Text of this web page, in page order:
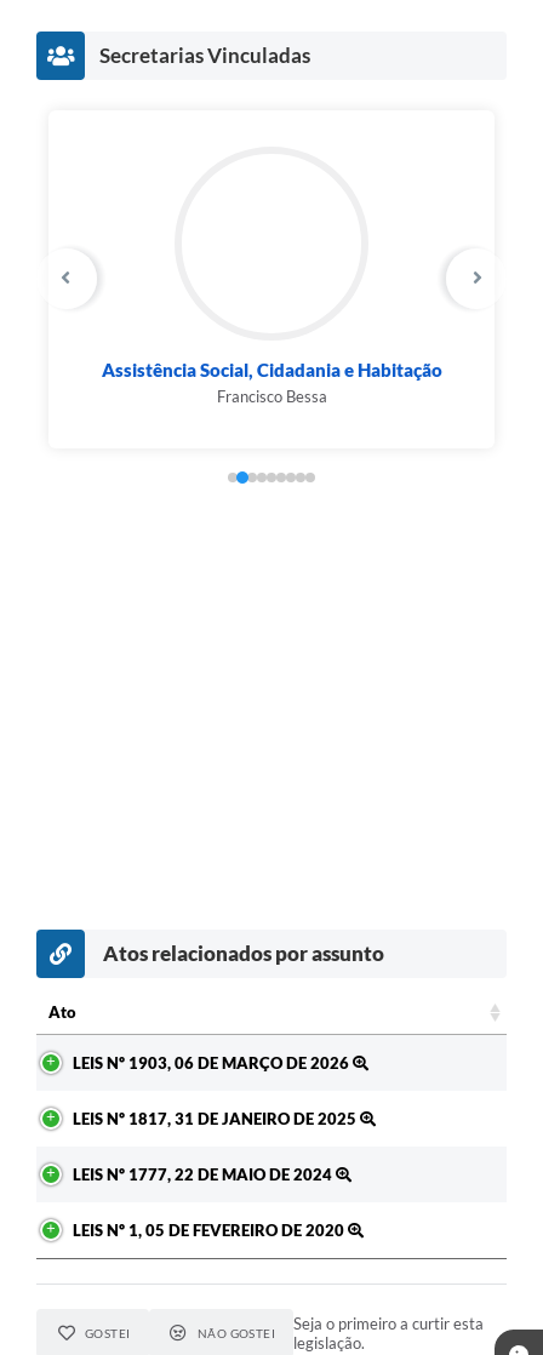
Secretarias Vinculadas
Assistência Social, Cidadania e Habitação
Francisco Bessa
Atos relacionados por assunto
Ato
LEIS Nº 1903, 06 DE MARÇO DE 2026
LEIS Nº 1817, 31 DE JANEIRO DE 2025
LEIS Nº 1777, 22 DE MAIO DE 2024
LEIS Nº 1, 05 DE FEVEREIRO DE 2020
GOSTEI NÃO GOSTEI
Seja o primeiro a curtir esta
legislação.